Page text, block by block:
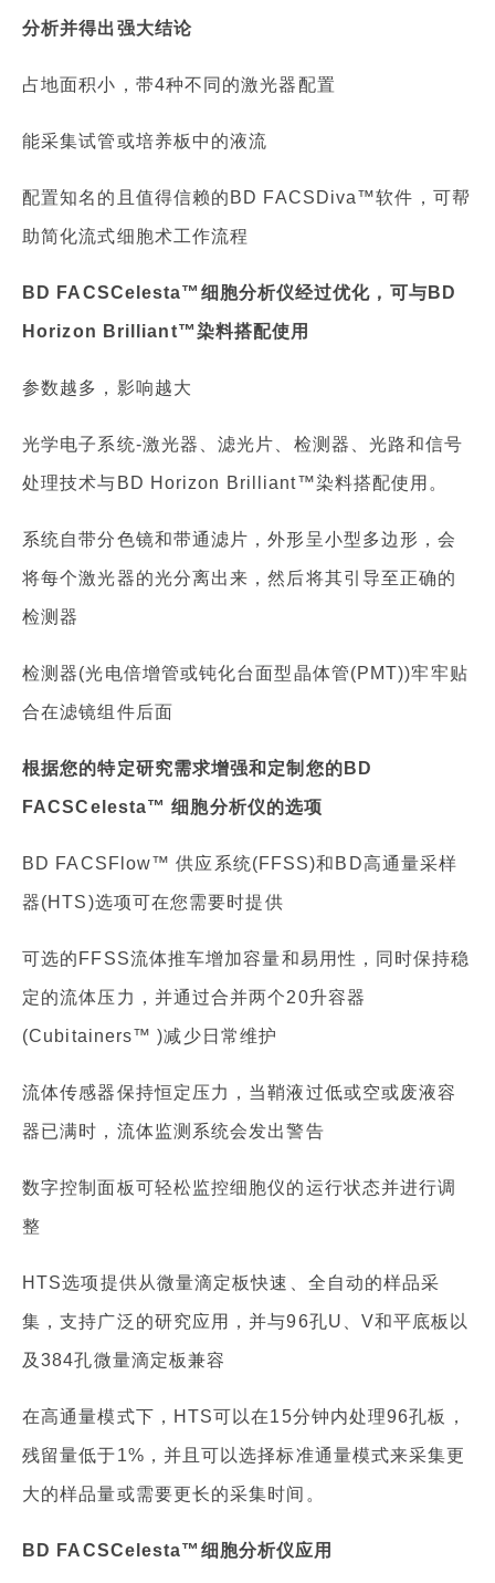
分析并得出强大结论
占地面积小，带4种不同的激光器配置
能采集试管或培养板中的液流
配置知名的且值得信赖的BD FACSDiva™软件，可帮
助简化流式细胞术工作流程
BD FACSCelesta™细胞分析仪经过优化，可与BD
Horizon Brilliant™染料搭配使用
参数越多，影响越大
光学电子系统-激光器、滤光片、检测器、光路和信号
处理技术与BD Horizon Brilliant™染料搭配使用。
系统自带分色镜和带通滤片，外形呈小型多边形，会
将每个激光器的光分离出来，然后将其引导至正确的
检测器
检测器(光电倍增管或钝化台面型晶体管(PMT))牢牢贴
合在滤镜组件后面
根据您的特定研究需求增强和定制您的BD
FACSCelesta™ 细胞分析仪的选项
BD FACSFlow™ 供应系统(FFSS)和BD高通量采样
器(HTS)选项可在您需要时提供
可选的FFSS流体推车增加容量和易用性，同时保持稳
定的流体压力，并通过合并两个20升容器
(Cubitainers™ )减少日常维护
流体传感器保持恒定压力，当鞘液过低或空或废液容
器已满时，流体监测系统会发出警告
数字控制面板可轻松监控细胞仪的运行状态并进行调
整
HTS选项提供从微量滴定板快速、全自动的样品采
集，支持广泛的研究应用，并与96孔U、V和平底板以
及384孔微量滴定板兼容
在高通量模式下，HTS可以在15分钟内处理96孔板，
残留量低于1%，并且可以选择标准通量模式来采集更
大的样品量或需要更长的采集时间。
BD FACSCelesta™细胞分析仪应用